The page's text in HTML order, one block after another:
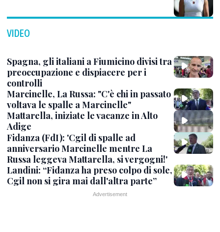
VIDEO
Spagna, gli italiani a Fiumicino divisi tra
preoccupazione e dispiacere per i
controlli
Marcinelle, La Russa: "C'è chi in passato
voltava le spalle a Marcinelle"
Mattarella, iniziate le vacanze in Alto
Adige
Fidanza (FdI): 'Cgil di spalle ad
anniversario Marcinelle mentre La
Russa leggeva Mattarella, si vergogni!'
Landini: “Fidanza ha preso colpo di sole,
Cgil non si gira mai dall'altra parte”